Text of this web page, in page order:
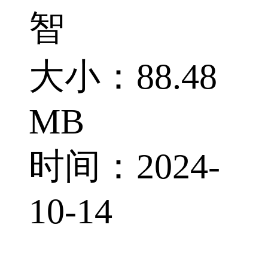
智
大小：88.48
MB
时间：2024-
10-14